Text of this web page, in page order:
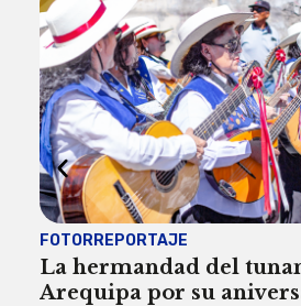
FOTORREPORTAJE
La hermandad del
Arequipa por su